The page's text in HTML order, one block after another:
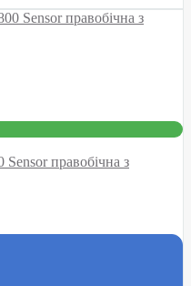
правобічна з